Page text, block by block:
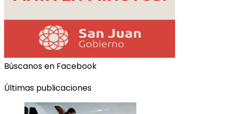
Búscanos en Facebook
Últimas publicaciones